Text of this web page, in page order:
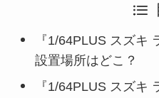
『1/64PLUS スズキ
設置場所はどこ？
『1/64PLUS スズキ